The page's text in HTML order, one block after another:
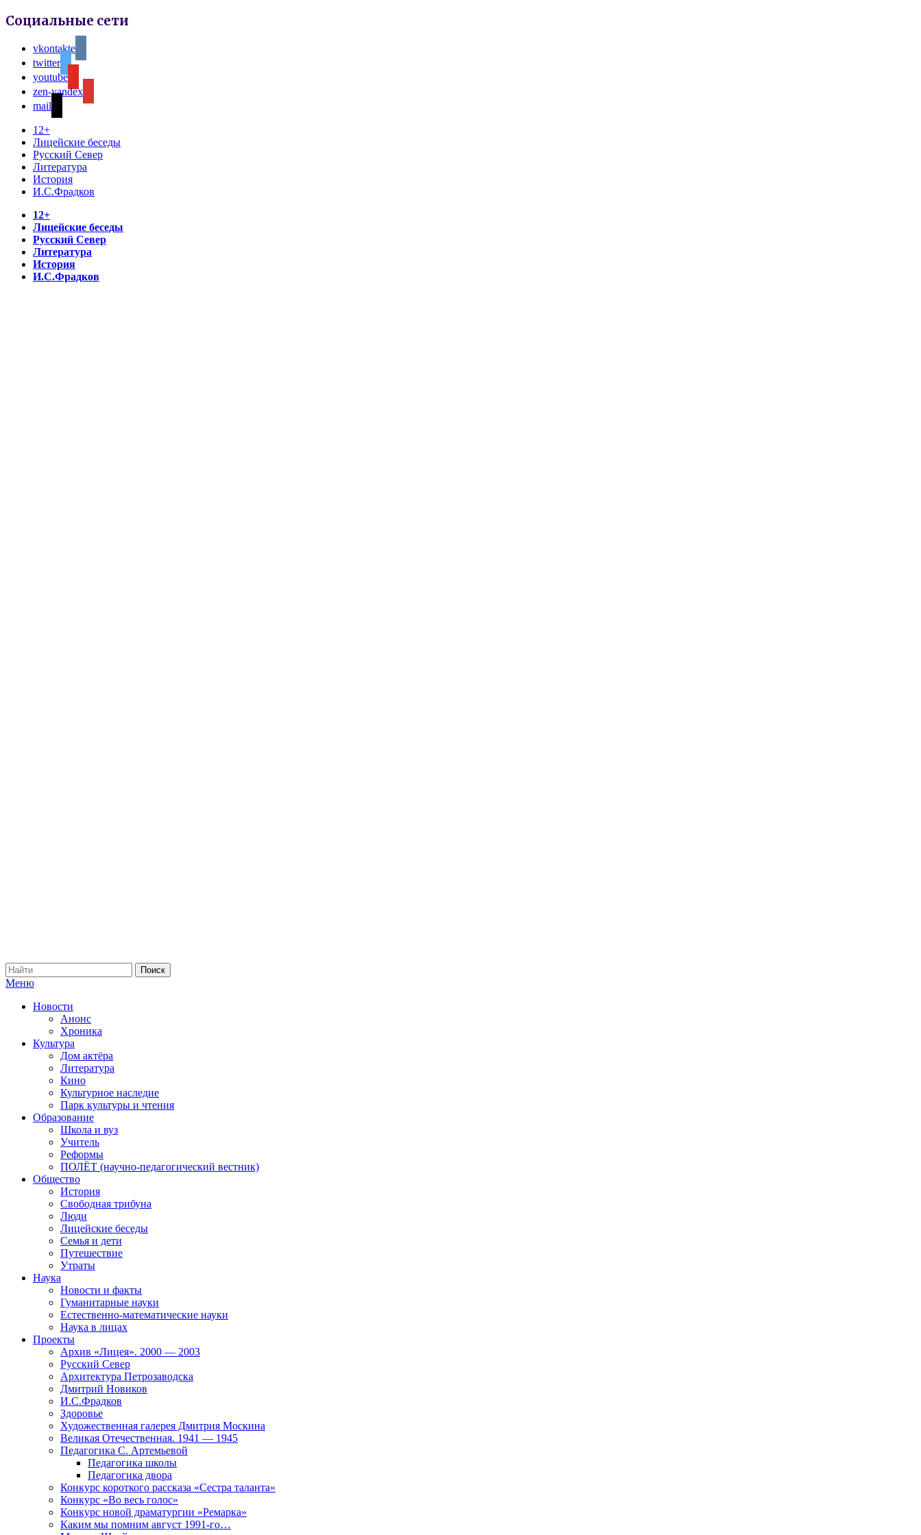
Социальные сети
vkontakte
twitter
youtube
zen-yandex
mail
12+
Лицейские беседы
Русский Север
Литература
История
И.С.Фрадков
12+
Лицейские беседы
Русский Север
Литература
История
И.С.Фрадков
Меню
Новости
Анонс
Хроника
Культура
Дом актёра
Литература
Кино
Культурное наследие
Парк культуры и чтения
Образование
Школа и вуз
Учитель
Реформы
ПОЛЁТ (научно-педагогический вестник)
Общество
История
Свободная трибуна
Люди
Лицейские беседы
Семья и дети
Путешествие
Утраты
Наука
Новости и факты
Гуманитарные науки
Естественно-математические науки
Наука в лицах
Проекты
Архив «Лицея». 2000 — 2003
Русский Север
Архитектура Петрозаводска
Дмитрий Новиков
И.С.Фрадков
Здоровье
Художественная галерея Дмитрия Москина
Великая Отечественная. 1941 — 1945
Педагогика С. Артемьевой
Педагогика школы
Педагогика двора
Конкурс короткого рассказа «Сестра таланта»
Конкурс «Во весь голос»
Конкурс новой драматургии «Ремарка»
Каким мы помним август 1991-го…